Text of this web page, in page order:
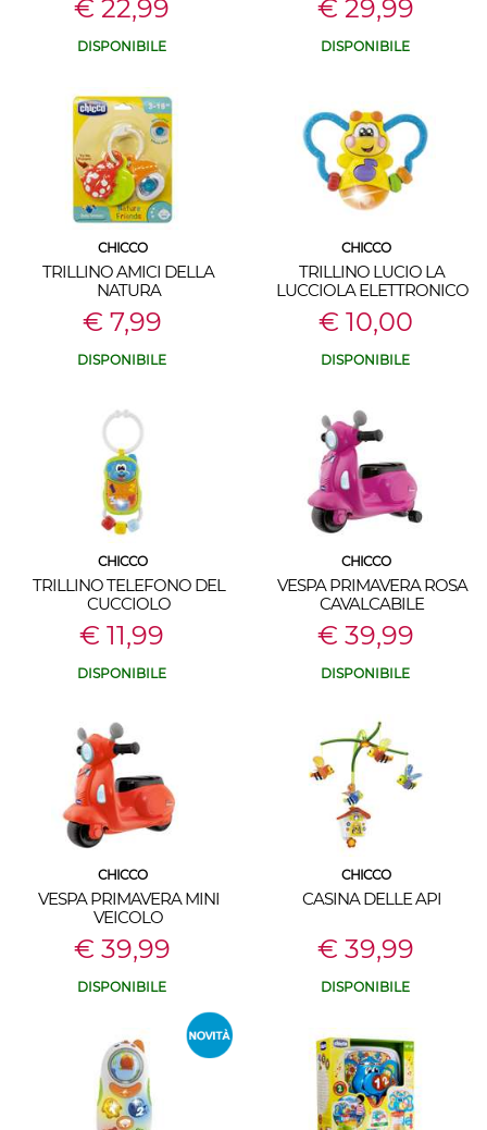
€ 22,99
DISPONIBILE
€ 29,99
DISPONIBILE
CHICCO
TRILLINO AMICI DELLA
NATURA
€ 7,99
DISPONIBILE
CHICCO
TRILLINO LUCIO LA
LUCCIOLA ELETTRONICO
€ 10,00
DISPONIBILE
CHICCO
TRILLINO TELEFONO DEL
CUCCIOLO
€ 11,99
DISPONIBILE
CHICCO
VESPA PRIMAVERA ROSA
CAVALCABILE
€ 39,99
DISPONIBILE
CHICCO
VESPA PRIMAVERA MINI
VEICOLO
€ 39,99
DISPONIBILE
CHICCO
CASINA DELLE API
€ 39,99
DISPONIBILE